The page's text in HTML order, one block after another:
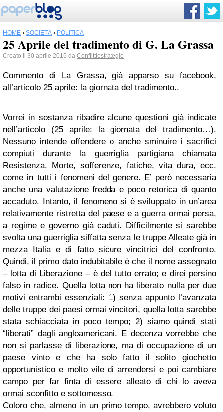
HOME › SOCIETÀ › POLITICA
25 Aprile del tradimento di G. La Grassa
Creato il 30 aprile 2015 da Conflittiestrategie
Commento di La Grassa, già apparso su facebook,
all’articolo 25 aprile: la giornata del tradimento..
Vorrei in sostanza ribadire alcune questioni già indicate
nell’articolo (25 aprile: la giornata del tradimento…).
Nessuno intende offendere o anche sminuire i sacrifici
compiuti durante la guerriglia partigiana chiamata
Resistenza. Morte, sofferenze, fatiche, vita dura, ecc.
come in tutti i fenomeni del genere. E’ però necessaria
anche una valutazione fredda e poco retorica di quanto
accaduto. Intanto, il fenomeno si è sviluppato in un’area
relativamente ristretta del paese e a guerra ormai persa,
a regime e governo già caduti. Difficilmente si sarebbe
svolta una guerriglia siffatta senza le truppe Alleate già in
mezza Italia e di fatto sicure vincitrici del confronto.
Quindi, il primo dato indubitabile è che il nome assegnato
– lotta di Liberazione – è del tutto errato; e direi persino
falso in radice. Quella lotta non ha liberato nulla per due
motivi entrambi essenziali: 1) senza appunto l’avanzata
delle truppe dei paesi ormai vincitori, quella lotta sarebbe
stata schiacciata in poco tempo; 2) siamo quindi stati
“liberati” dagli angloamericani. E decenza vorrebbe che
non si parlasse di liberazione, ma di occupazione di un
paese vinto e che ha solo fatto il solito giochetto
opportunistico e molto vile di arrendersi e poi cambiare
campo per far finta di essere alleato di chi lo aveva
ormai sconfitto e sottomesso.
Coloro che, almeno in un primo tempo, avrebbero voluto